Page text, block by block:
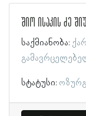
შიო ისაკის ძე
საქმიანობა:
სტატუსი: